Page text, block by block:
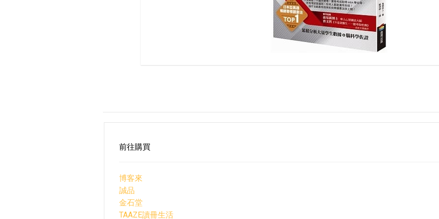
前往購買
博客來
誠品
金石堂
TAAZE讀冊生活